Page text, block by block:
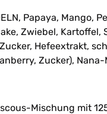
Papaya, Mango,
Zwiebel, Kartoffel,
Hefeextrakt,
Zucker),
Mischung mit